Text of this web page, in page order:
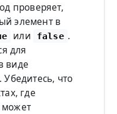
проверяет,
элемент в
или false .
для
виде
Убедитесь, что
где
может